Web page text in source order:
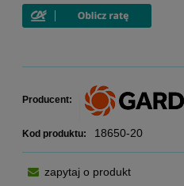
Producent:
Kod produktu: 18650-20
zapytaj o produkt